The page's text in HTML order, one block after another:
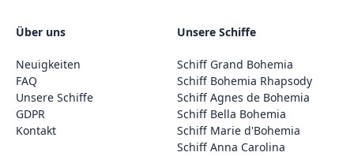
Über uns
Neuigkeiten
FAQ
Unsere Schiffe
GDPR
Kontakt
Unsere Schiffe
Schiff Grand Bohemia
Schiff Bohemia Rhapsody
Schiff Agnes de Bohemia
Schiff Bella Bohemia
Schiff Marie d'Bohemia
Schiff Anna Carolina